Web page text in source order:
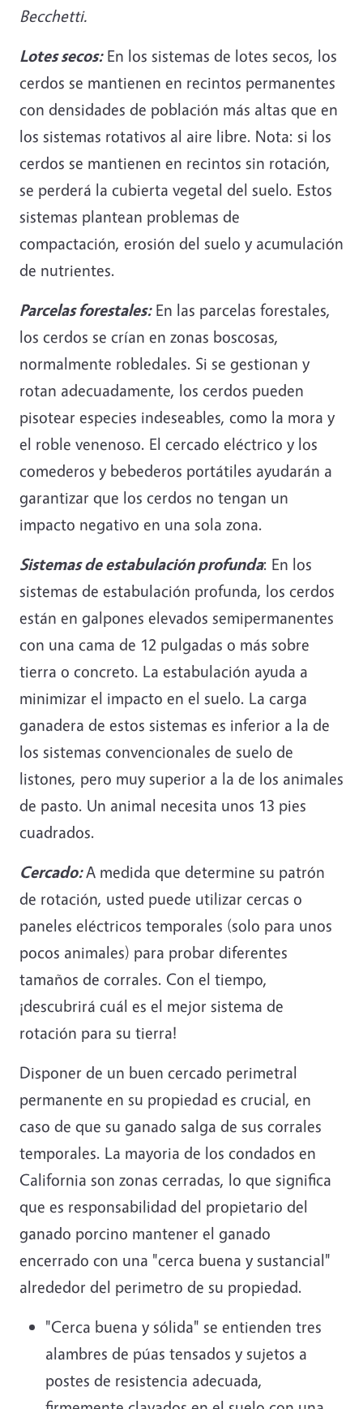
Becchetti.
Lotes secos:En los sistemas de lotes secos, los
cerdos se mantienen en recintos permanentes
con densidades de población más altas que en
los sistemas rotativos al aire libre. Nota: si los
cerdos se mantienen en recintos sin rotación,
se perderá la cubierta vegetal del suelo. Estos
sistemas plantean problemas de
compactación, erosión del suelo y acumulación
de nutrientes.
Parcelas forestales:En las parcelas forestales,
los cerdos se crían en zonas boscosas,
normalmente robledales. Si se gestionan y
rotan adecuadamente, los cerdos pueden
pisotear especies indeseables, como la mora y
el roble venenoso. El cercado eléctrico y los
comederos y bebederos portátiles ayudarán a
garantizar que los cerdos no tengan un
impacto negativo en una sola zona.
Sistemas de estabulación profunda: En los
sistemas de estabulación profunda, los cerdos
están en galpones elevados semipermanentes
con una cama de 12 pulgadas o más sobre
tierra o concreto. La estabulación ayuda a
minimizar el impacto en el suelo. La carga
ganadera de estos sistemas es inferior a la de
los sistemas convencionales de suelo de
listones, pero muy superior a la de los animales
de pasto. Un animal necesita unos 13 pies
cuadrados.
Cercado:A medida que determine su patrón
de rotación, usted puede utilizar cercas o
paneles eléctricos temporales (solo para unos
pocos animales) para probar diferentes
tamaños de corrales. Con el tiempo,
¡descubrirá cuál es el mejor sistema de
rotación para su tierra!
Disponer de un buen cercado perimetral
permanente en su propiedad es crucial, en
caso de que su ganado salga de sus corrales
temporales. La mayoria de los condados en
California son zonas cerradas, lo que significa
que es responsabilidad del propietario del
ganado porcino mantener el ganado
encerrado con una "cerca buena y sustancial"
alrededor del perimetro de su propiedad.
"Cerca buena y sólida" se entienden tres
alambres de púas tensados y sujetos a
postes de resistencia adecuada,